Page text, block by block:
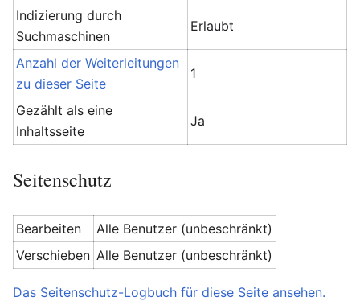
Indizierung durch
Suchmaschinen
Erlaubt
Anzahl der Weiterleitungen
zu dieser Seite
1
Gezählt als eine
Inhaltsseite
Ja
Seitenschutz
Bearbeiten
Alle Benutzer (unbeschränkt)
Verschieben Alle Benutzer (unbeschränkt)
Das Seitenschutz-Logbuch für diese Seite ansehen.